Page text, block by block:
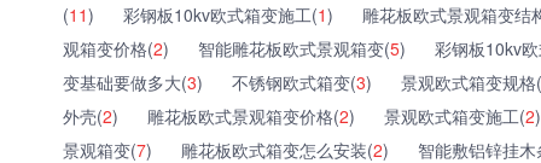
(11) 彩钢板10kv欧式箱变施工(1)
雕花板欧式景观箱变结
观箱变价格(2) 智能雕花板欧式景观箱变(5)
彩钢板10kv
变基础要做多大(3) 不锈钢欧式箱变(3)
景观欧式箱变规格(
外壳(2) 雕花板欧式景观箱变价格(2) 景观欧式箱变施工(2)
景观箱变(7) 雕花板欧式箱变怎么安装(2) 智能敷铝锌挂